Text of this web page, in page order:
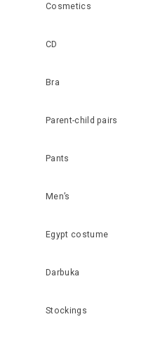
Cosmetics
CD
Bra
Parent-child pairs
Pants
Men’s
Egypt costume
Darbuka
Stockings